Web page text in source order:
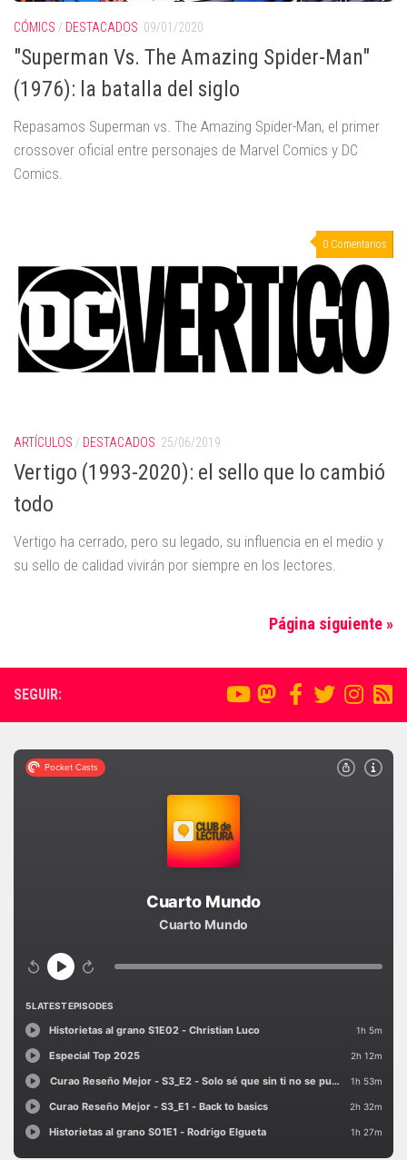
CÓMICS / DESTACADOS 09/01/2020
"Superman Vs. The Amazing Spider-Man"
(1976): la batalla del siglo
Repasamos Superman vs. The Amazing Spider-Man, el primer
crossover oficial entre personajes de Marvel Comics y DC
Comics.
0 Comentarios
ARTÍCULOS / DESTACADOS 25/06/2019
Vertigo (1993-2020): el sello que lo cambió
todo
Vertigo ha cerrado, pero su legado, su influencia en el medio y
su sello de calidad vivirán por siempre en los lectores.
Página siguiente »
SEGUIR: